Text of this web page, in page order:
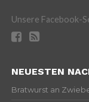
Unsere Facebook-
NEUESTEN
Bratwurst an